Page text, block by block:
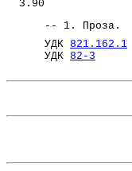
3.90
-- 1. Проза.
УДК 821.162.1
УДК 82-3